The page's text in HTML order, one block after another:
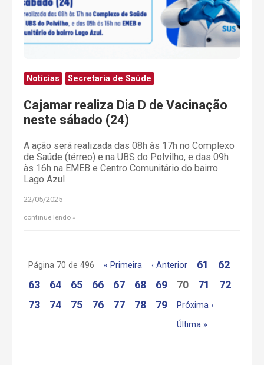
Notícias Secretaria de Saúde
Cajamar realiza Dia D de Vacinação
neste sábado (24)
A ação será realizada das 08h às 17h no Complexo
de Saúde (térreo) e na UBS do Polvilho, e das 09h
às 16h na EMEB e Centro Comunitário do bairro
Lago Azul
22/05/2025
continue lendo
Página 70 de 496 « Primeira ‹ Anterior 61
62
63
64 65 66 67 68 69 70 71
72
73
74 75 76 77 78 79
Próxima ›
Última »